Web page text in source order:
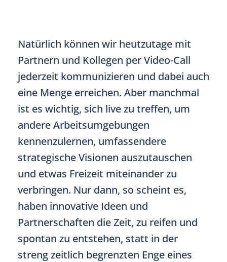
Natürlich können wir heutzutage mit
Partnern und Kollegen per Video-Call
jederzeit kommunizieren und dabei auch
eine Menge erreichen. Aber manchmal
ist es wichtig, sich live zu treffen, um
andere Arbeitsumgebungen
kennenzulernen, umfassendere
strategische Visionen auszutauschen
und etwas Freizeit miteinander zu
verbringen. Nur dann, so scheint es,
haben innovative Ideen und
Partnerschaften die Zeit, zu reifen und
spontan zu entstehen, statt in der
streng zeitlich begrenzten Enge eines